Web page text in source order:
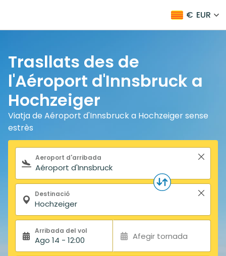
€ EUR
Trasllats des de
l'Aéroport d'Innsbruck a
Hochzeiger
Viatja de Aéroport d'Innsbruck a Hochzeiger sense
estrès
Formulari de cerca
Aeroport d'arribada
Destinació
Arribada del vol
Ago 14 - 12:00 Afegir tornada